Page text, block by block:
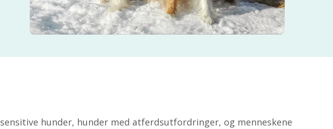
hunder, hunder med atferdsutfordringer, og menneskene